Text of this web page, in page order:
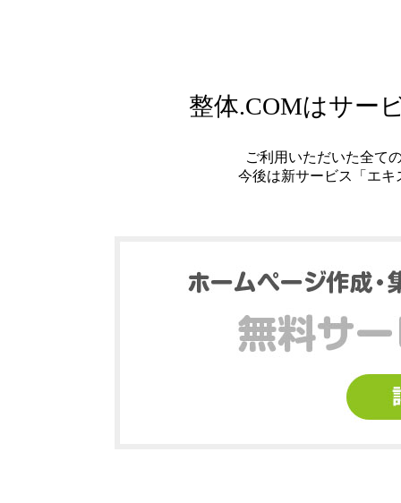
整体.COMはサー
ご利用いただいた全て
今後は新サービス「エ